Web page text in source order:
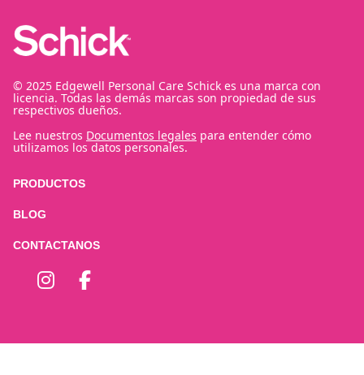
© 2025 Edgewell Personal Care Schick es una marca con
licencia. Todas las demás marcas son propiedad de sus
respectivos dueños.
Lee nuestros Documentos legales para entender cómo
utilizamos los datos personales.
PRODUCTOS
BLOG
CONTACTANOS